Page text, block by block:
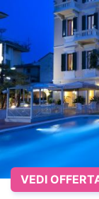
VEDI